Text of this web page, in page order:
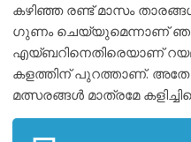
കഴിഞ്ഞ രണ്ട് മാസം
ഗുണം ചെയ്യുമെന്നാണ്
എയ്ബറിനെതിരെയാണ്
കളത്തിന് പുറത്താണ്.
മത്സരങ്ങൾ മാത്രമേ